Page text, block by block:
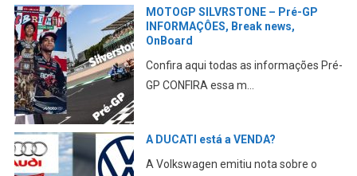
MOTOGP SILVRSTONE – Pré-GP
INFORMAÇÔES, Break news,
OnBoard
Confira aqui todas as informações Pré-
GP CONFIRA essa m...
A DUCATI está a VENDA?
A Volkswagen emitiu nota sobre o